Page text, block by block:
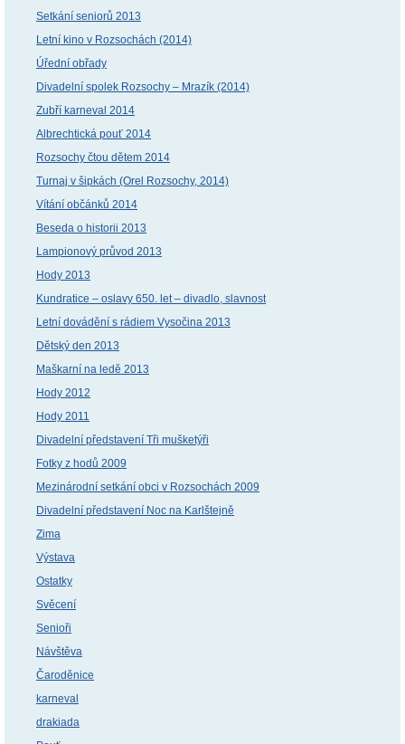
Setkání seniorů 2013
Letní kino v Rozsochách (2014)
Úřední obřady
Divadelní spolek Rozsochy – Mrazík (2014)
Zubří karneval 2014
Albrechtická pouť 2014
Rozsochy čtou dětem 2014
Turnaj v šipkách (Orel Rozsochy, 2014)
Vítání občánků 2014
Beseda o historii 2013
Lampionový průvod 2013
Hody 2013
Kundratice – oslavy 650. let – divadlo, slavnost
Letní dovádění s rádiem Vysočina 2013
Dětský den 2013
Maškarní na ledě 2013
Hody 2012
Hody 2011
Divadelní představení Tři mušketýři
Fotky z hodů 2009
Mezinárodní setkání obci v Rozsochách 2009
Divadelní představení Noc na Karlštejně
Zima
Výstava
Ostatky
Svěcení
Senioři
Návštěva
Čaroděnice
karneval
drakiada